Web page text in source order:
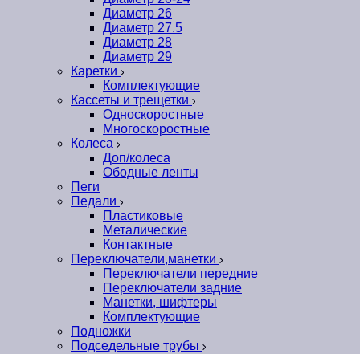
Диаметр 26
Диаметр 27.5
Диаметр 28
Диаметр 29
Каретки
Комплектующие
Кассеты и трещетки
Односкоростные
Многоскоростные
Колеса
Доп/колеса
Ободные ленты
Пеги
Педали
Пластиковые
Металические
Контактные
Переключатели,манетки
Переключатели передние
Переключатели задние
Манетки, шифтеры
Комплектующие
Подножки
Подседельные трубы